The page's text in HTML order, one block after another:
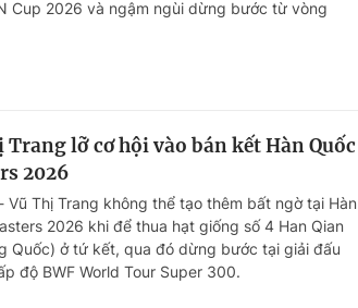
Cup 2026 và ngậm ngùi dừng bước từ vòng
Trang lỡ cơ hội vào bán kết Hàn Quốc
2026
Vũ Thị Trang không thể tạo thêm bất ngờ tại Hàn
2026 khi để thua hạt giống số 4 Han Qian
Quốc) ở tứ kết, qua đó dừng bước tại giải đấu
độ BWF World Tour Super 300.